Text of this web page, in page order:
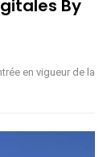
By
en vigueur de la